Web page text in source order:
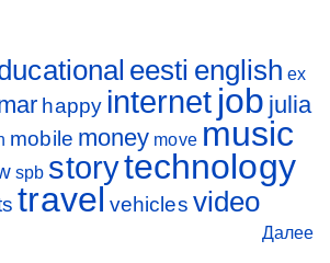
eesti english ex
happy internet job julia
mobile money move music
spb storytechnology
travel vehicles video
Далее